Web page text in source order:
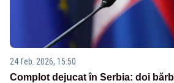
24 feb. 2026, 15:50
Complot dejucat în Serbia: doi